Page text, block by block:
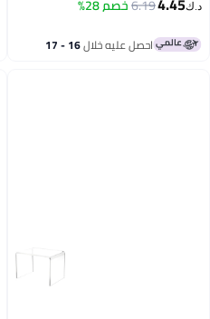
د.ك‏ 6.19خصم 28%
احصل عليه خلال 16 - 17
اغسطس